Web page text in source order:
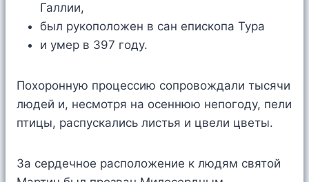
Галлии,
был рукоположен в сан епископа Тура
и умер в 397 году.
Похоронную процессию сопровождали тысячи
людей и, несмотря на осеннюю непогоду, пели
птицы, распускались листья и цвели цветы.
За сердечное расположение к людям святой